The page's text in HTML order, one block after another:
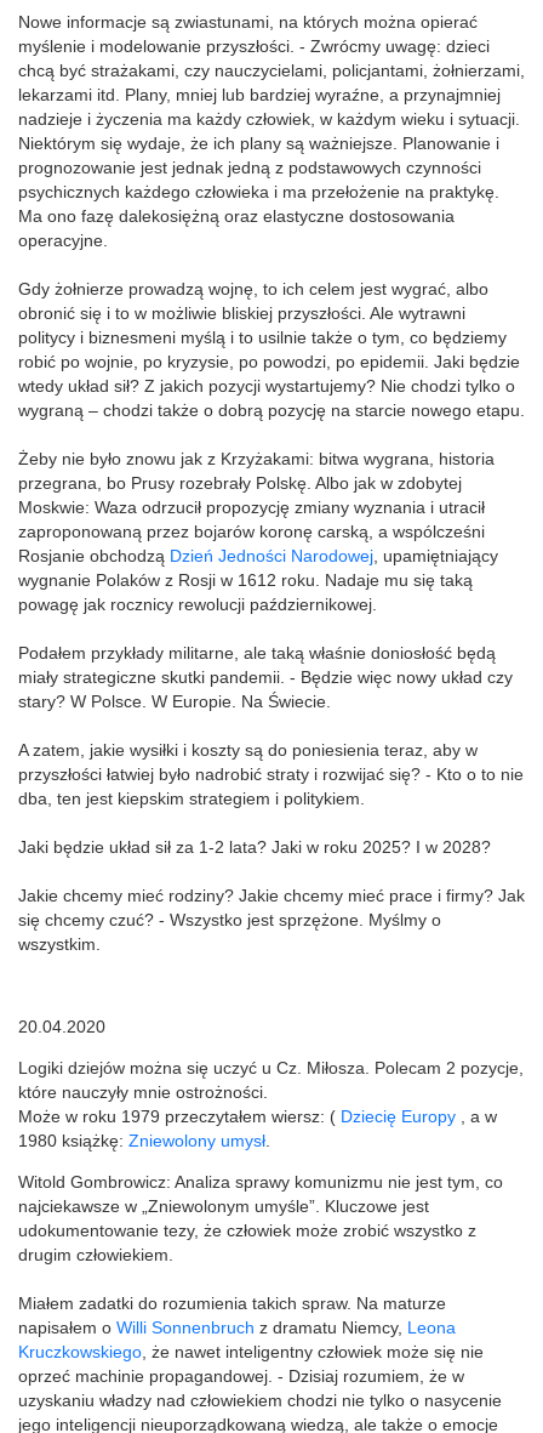
Nowe informacje są zwiastunami, na których można opierać
myślenie i modelowanie przyszłości. - Zwrócmy uwagę: dzieci
chcą być strażakami, czy nauczycielami, policjantami, żołnierzami,
lekarzami itd. Plany, mniej lub bardziej wyraźne, a przynajmniej
nadzieje i życzenia ma każdy człowiek, w każdym wieku i sytuacji.
Niektórym się wydaje, że ich plany są ważniejsze. Planowanie i
prognozowanie jest jednak jedną z podstawowych czynności
psychicznych każdego człowieka i ma przełożenie na praktykę.
Ma ono fazę dalekosiężną oraz elastyczne dostosowania
operacyjne.
Gdy żołnierze prowadzą wojnę, to ich celem jest wygrać, albo
obronić się i to w możliwie bliskiej przyszłości. Ale wytrawni
politycy i biznesmeni myślą i to usilnie także o tym, co będziemy
robić po wojnie, po kryzysie, po powodzi, po epidemii. Jaki będzie
wtedy układ sił? Z jakich pozycji wystartujemy? Nie chodzi tylko o
wygraną – chodzi także o dobrą pozycję na starcie nowego etapu.
Żeby nie było znowu jak z Krzyżakami: bitwa wygrana, historia
przegrana, bo Prusy rozebrały Polskę. Albo jak w zdobytej
Moskwie: Waza odrzucił propozycję zmiany wyznania i utracił
zaproponowaną przez bojarów koronę carską, a wspólcześni
Rosjanie obchodzą Dzień Jedności Narodowej , upamiętniający
wygnanie Polaków z Rosji w 1612 roku. Nadaje mu się taką
powagę jak rocznicy rewolucji październikowej.
Podałem przykłady militarne, ale taką właśnie doniosłość będą
miały strategiczne skutki pandemii. - Będzie więc nowy układ czy
stary? W Polsce. W Europie. Na Świecie.
A zatem, jakie wysiłki i koszty są do poniesienia teraz, aby w
przyszłości łatwiej było nadrobić straty i rozwijać się? - Kto o to nie
dba, ten jest kiepskim strategiem i politykiem.
Jaki będzie układ sił za 1-2 lata? Jaki w roku 2025? I w 2028?
Jakie chcemy mieć rodziny? Jakie chcemy mieć prace i firmy? Jak
się chcemy czuć? - Wszystko jest sprzężone. Myślmy o
wszystkim.
20.04.2020
Logiki dziejów można się uczyć u Cz. Miłosza. Polecam 2 pozycje,
które nauczyły mnie ostrożności.
Może w roku 1979 przeczytałem wiersz: ( Dziecię Europy , a w
1980 książkę: Zniewolony umysł
Witold Gombrowicz: Analiza sprawy komunizmu nie jest tym, co
najciekawsze w „Zniewolonym umyśle”. Kluczowe jest
udokumentowanie tezy, że człowiek może zrobić wszystko z
drugim człowiekiem.
Miałem zadatki do rozumienia takich spraw. Na maturze
napisałem o Willi Sonnenbruch z dramatu Niemcy, Leona
Kruczkowskiego , że nawet inteligentny człowiek może się nie
oprzeć machinie propagandowej. - Dzisiaj rozumiem, że w
uzyskaniu władzy nad człowiekiem chodzi nie tylko o nasycenie
jego inteligencji nieuporządkowaną wiedzą, ale także o emocje